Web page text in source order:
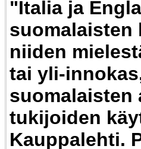
"Italia ja
suomalaisten
niiden
tai yli-
suomalaisten
tukijoiden
Kauppalehti.